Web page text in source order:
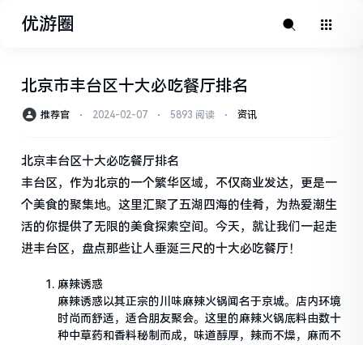
优游圈
北京市丰台区十大必吃餐厅排名
推荐官 ⋅ 2024-02-07 ⋅ 5893 阅读 ⋅ 资讯
北京丰台区十大必吃餐厅排名
丰台区，作为北京的一个繁华区域，不仅商业发达，更是一
个美食的聚集地。这里汇聚了五湖四海的佳肴，为热爱潮生
活的你提供了无限的美食探索空间。今天，就让我们一起走
进丰台区，盘点那些让人垂涎三尺的十大必吃餐厅！
麻辣诱惑
麻辣诱惑以其正宗的川味麻辣火锅闻名于京城。店内环境
时尚而舒适，适合朋友聚会。这里的麻辣火锅底料由数十
种中草药和香料秘制而成，味道醇厚，辣而不燥，麻而不